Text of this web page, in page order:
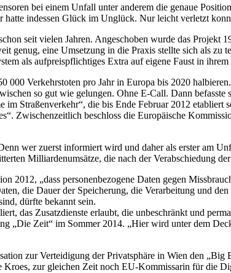
bei einem Unfall unter anderem die genaue
indessen Glück im Unglück. Nur leicht verletzt
seit vielen Jahren. Angeschoben wurde das Projekt
genug, eine Umsetzung in die Praxis stellte sich als zu
als aufpreispflichtiges Extra auf eigene Faust in ihrem
Verkehrstoten pro Jahr in Europa bis 2020
so gut wie gelungen. Ohne E-Call. Dann befasste
Straßenverkehr“, die bis Ende Februar 2012 etabliert
Zwischenzeitlich beschloss die Europäische
wer zuerst informiert wird und daher als erster am
Milliardenumsätze, die nach der Verabschiedung
2012, „dass personenbezogene Daten gegen
die Dauer der Speicherung, die Verarbeitung und den
dürfte bekannt sein.
das Zusatzdienste erlaubt, die unbeschränkt und
„Die Zeit“ im Sommer 2014. „Hier wird unter dem
zur Verteidigung der Privatsphäre in Wien den
zur gleichen Zeit noch EU-Kommissarin für die